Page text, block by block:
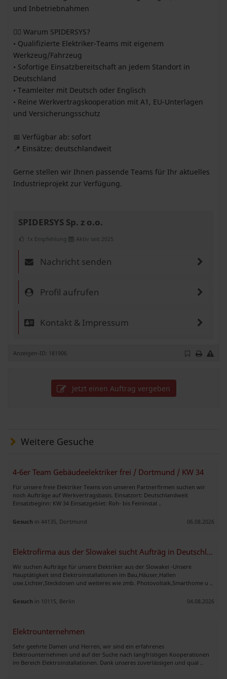
und Inbetriebnahmen
👷‍♂️ Warum SPIDERSYS?
• Qualifizierte Elektriker-Teams mit eigenem
Werkzeug/Fahrzeug
• Sofortige Einsatzbereitschaft an jedem Standort in
Deutschland
• Teamleiter mit Deutsch oder Englisch
• Reine Werkvertragskooperation mit A1, EU-Unterlagen
und Versicherungsschutz
📅 Verfügbar ab: sofort
📍 Einsätze: deutschlandweit
Gerne stellen wir Ihnen passende Teams für Ihr aktuelles
Industrieprojekt zur Verfügung.
SPIDERSYS Sp. z o.o.
1x Empfehlung Aktiv seit 2025
Nachricht senden
Profil aufrufen
Kontakt & Impressum
Anzeigen-ID: 181906
Jetzt einen Auftrag vergeben
Weitere Gesuche
4-6er Team Gebäudeelektriker frei / Dortmund / KW 34
Für unsere freie Elektriker Teams von unseren Partnerfirmen suchen wir
noch Aufträge auf Werkvertragsbasis. Einsatzort: Deutschlandweit
Einsatzbeginn: KW 34 Einsatzgebiet: Roh- bis Feininstal ..
Gesuch in 44135, Dortmund 06.08.2026
Elektrofirma aus der Slowakei sucht Aufträg in Deutschland
Wir suchen Aufträge für unsere Elektriker aus der Slowakei -Unsere
Hauptätigkeit sind Elektroinstallationen im Bau,Häuser,Hallen
usw.Lichter,Steckdosen und weiteres wie zmb. Photovoltaik,Smarthome u ..
Gesuch in 10115, Berlin 04.08.2026
Elektrounternehmen
Sehr geehrte Damen und Herren, wir sind ein erfahrenes
Elektrounternehmen und auf der Suche nach langfristigen Kooperationen
im Bereich Elektroinstallationen. Dank unseres zuverlässigen und qual ..